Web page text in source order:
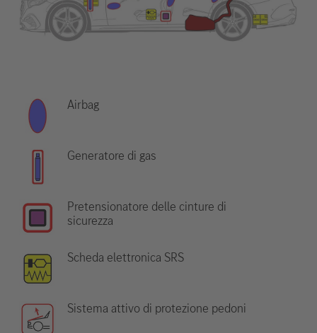
Airbag
Generatore di gas
Pretensionatore delle cinture di
sicurezza
Scheda elettronica SRS
Sistema attivo di protezione pedoni